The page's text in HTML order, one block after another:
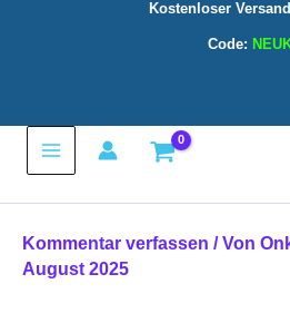
Kostenloser
Code:
Main
Kommentar verfassen / Von
August 2025